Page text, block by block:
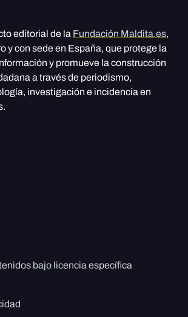
editorial de la Fundación Maldita.es,
y con sede en España, que protege la
y promueve la construcción
a través de periodismo,
investigación e incidencia en
bajo licencia específica